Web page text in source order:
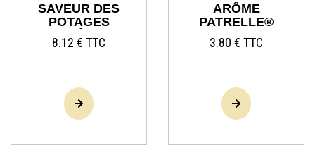
SAVEUR DES
POTAGES
(ARÔME
PATRELLE®) 1/2
8.12 € TTC
ARÔME
PATRELLE®
BOEUF
3.80 € TTC